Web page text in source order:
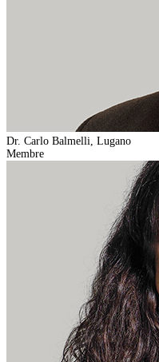
Dr. Carlo Balmelli, Lugano
Membre